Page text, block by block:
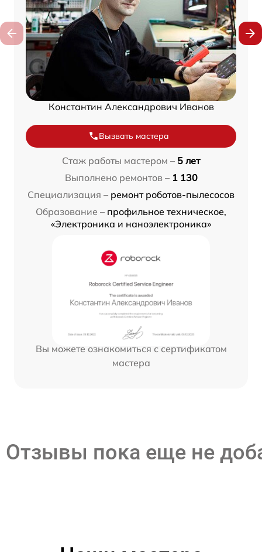
Константин Александрович Иванов
Вызвать мастера
Стаж работы мастером – 5 лет
Выполнено ремонтов – 1 130
Специализация – ремонт роботов-пылесосов
Образование – профильное техническое,
«Электроника и наноэлектроника»
Вы можете ознакомиться с сертификатом
мастера
Отзывы пока еще не